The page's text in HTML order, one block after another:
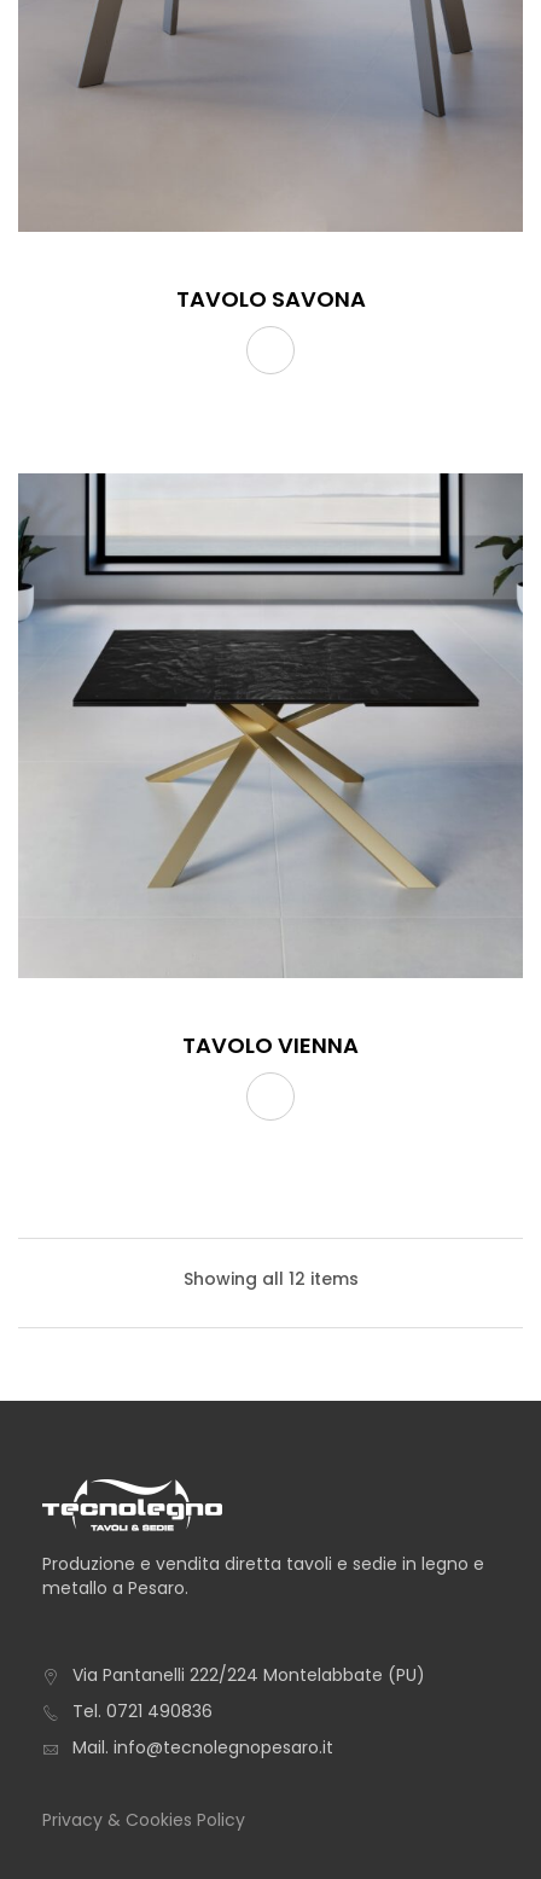
TAVOLO SAVONA
TAVOLO VIENNA
TAVOLO ALBA
Showing all 12 items
Produzione e vendita diretta tavoli e sedie in legno e
metallo a Pesaro.
Via Pantanelli 222/224 Montelabbate (PU)
Tel. 0721 490836
Mail. info@tecnolegnopesaro.it
Privacy & Cookies Policy